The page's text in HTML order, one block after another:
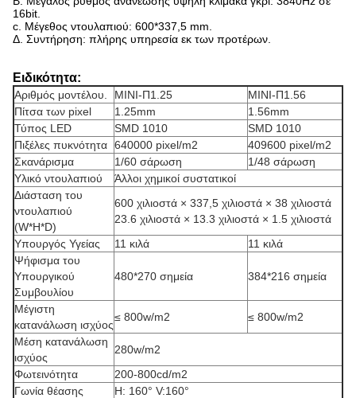
16bit.
c. Μέγεθος ντουλαπιού: 600*337,5 mm.
Δ. Συντήρηση: πλήρης υπηρεσία εκ των προτέρων.
Ειδικότητα:
Αριθμός μοντέλου. ΜΙΝΙ-Π1.25
ΜΙΝΙ-Π1.56
Πίτσα των pixel
1.25mm
1.56mm
Τύπος LED
SMD 1010
SMD 1010
Πιξέλες πυκνότητα 640000 pixel/m2
409600 pixel/m2
Σκανάρισμα
1/60 σάρωση
1/48 σάρωση
Υλικό ντουλαπιού
Άλλοι χημικοί συστατικοί
Διάσταση του
ντουλαπιού
(W*H*D)
600 χιλιοστά × 337,5 χιλιοστά × 38 χιλιοστά
23.6 χιλιοστά × 13.3 χιλιοστά × 1.5 χιλιοστά
Υπουργός Υγείας
11 κιλά
11 κιλά
Ψήφισμα του
Υπουργικού
Συμβουλίου
480*270 σημεία 384*216 σημεία
Μέγιστη
κατανάλωση ισχύος
≤ 800w/m2
≤ 800w/m2
Μέση κατανάλωση
ισχύος
280w/m2
Φωτεινότητα
200-800cd/m2
Γωνία θέασης
H: 160° V:160°